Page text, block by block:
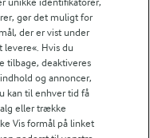
uden
gør det muligt for
der er vist under
levere«. Hvis du
tilbage, deaktiveres
og annoncer,
kan til enhver tid få
eller trække
Vis formål på linket